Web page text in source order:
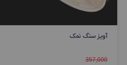
آویز سنگ نمک
357,000